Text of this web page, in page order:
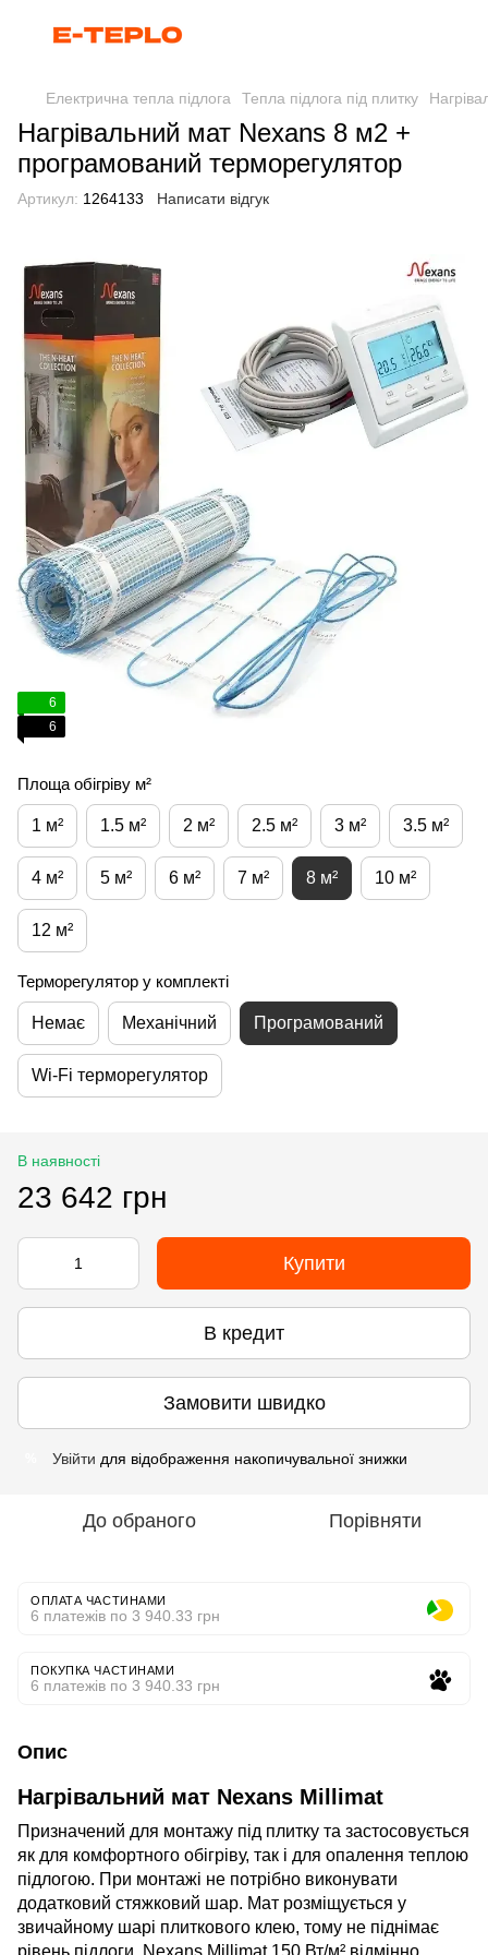
Електрична тепла підлога Тепла підлога під плитку
Нагрівальний мат Nexans 8 м2 +
програмований терморегулятор
Артикул: 1264133 Написати відгук
6
6
Площа обігріву м²
1 м² 1.5 м² 2 м² 2.5 м² 3 м² 3.5 м²
4 м² 5 м² 6 м² 7 м² 8 м² 10 м²
12 м²
Терморегулятор у комплекті
Немає Механічний Програмований
Wi-Fi терморегулятор
В наявності
23 642 грн
Купити
В кредит
Замовити швидко
Увійти для відображення накопичувальної знижки
До обраного Порівняти
ОПЛАТА ЧАСТИНАМИ
6 платежів по 3 940.33 грн
ПОКУПКА ЧАСТИНАМИ
6 платежів по 3 940.33 грн
Опис
Нагрівальний мат Nexans Millimat
Призначений для монтажу під плитку та застосовується
як для комфортного обігріву, так і для опалення теплою
підлогою. При монтажі не потрібно виконувати
додатковий стяжковий шар. Мат розміщується у
звичайному шарі плиткового клею, тому не піднімає
рівень підлоги. Nexans Millimat 150 Вт/м² відмінно